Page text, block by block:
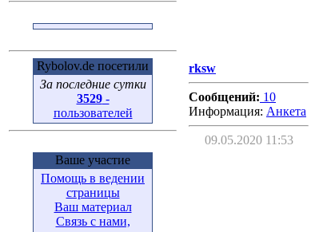
Rybolov.de посетили
За последние сутки
3529-
пользователей
Ваше участие
Помощь в ведении
страницы
Ваш материал
Связь с нами,
rksw
Сообщений: 10
Информация: Aнкета
09.05.2020 11:53